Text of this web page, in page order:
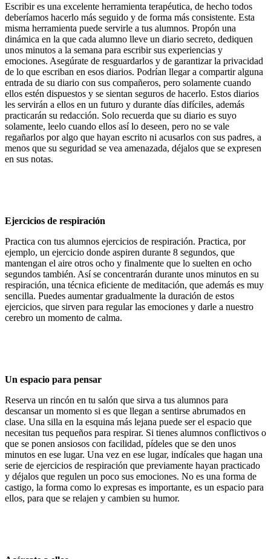
Escribir es una excelente herramienta terapéutica, de hecho todos
deberíamos hacerlo más seguido y de forma más consistente. Esta
misma herramienta puede servirle a tus alumnos. Propón una
dinámica en la que cada alumno lleve un diario secreto, dediquen
unos minutos a la semana para escribir sus experiencias y
emociones. Asegúrate de resguardarlos y de garantizar la privacidad
de lo que escriban en esos diarios. Podrían llegar a compartir alguna
entrada de su diario con sus compañeros, pero solamente cuando
ellos estén dispuestos y se sientan seguros de hacerlo. Estos diarios
les servirán a ellos en un futuro y durante días difíciles, además
practicarán su redacción. Solo recuerda que su diario es suyo
solamente, leelo cuando ellos así lo deseen, pero no se vale
regañarlos por algo que hayan escrito ni acusarlos con sus padres, a
menos que su seguridad se vea amenazada, déjalos que se expresen
en sus notas.
Ejercicios de respiración
Practica con tus alumnos ejercicios de respiración. Practica, por
ejemplo, un ejercicio donde aspiren durante 8 segundos, que
mantengan el aire otros ocho y finalmente que lo suelten en ocho
segundos también. Así se concentrarán durante unos minutos en su
respiración, una técnica eficiente de meditación, que además es muy
sencilla. Puedes aumentar gradualmente la duración de estos
ejercicios, que sirven para regular las emociones y darle a nuestro
cerebro un momento de calma.
Un espacio para pensar
Reserva un rincón en tu salón que sirva a tus alumnos para
descansar un momento si es que llegan a sentirse abrumados en
clase. Una silla en la esquina más lejana puede ser el espacio que
necesitan tus pequeños para respirar. Si tienes alumnos conflictivos o
que se ponen ansiosos con facilidad, pídeles que se den unos
minutos en ese lugar. Una vez en ese lugar, indícales que hagan una
serie de ejercicios de respiración que previamente hayan practicado
y déjalos que regulen un poco sus emociones. No es una forma de
castigo, la forma como lo expresas es importante, es un espacio para
ellos, para que se relajen y cambien su humor.